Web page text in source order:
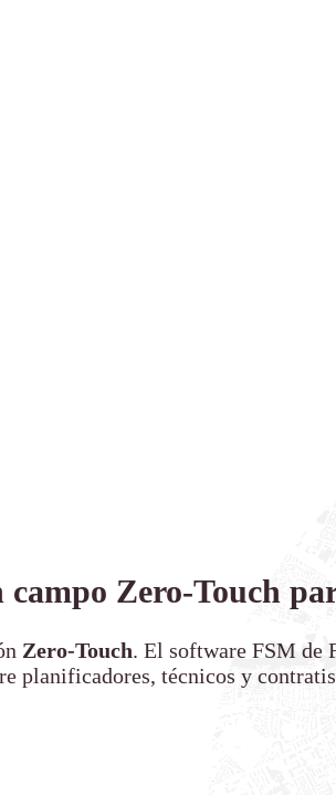
campo Zero-Touch
Zero-Touch. El software FSM de
planificadores, técnicos y